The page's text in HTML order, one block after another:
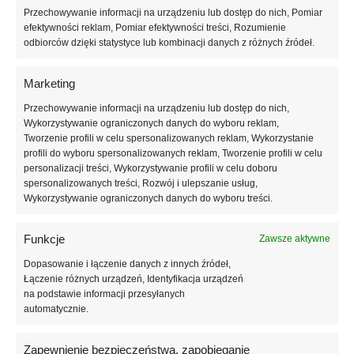
Przechowywanie informacji na urządzeniu lub dostęp do nich, Pomiar
efektywności reklam, Pomiar efektywności treści, Rozumienie
odbiorców dzięki statystyce lub kombinacji danych z różnych źródeł.
Marketing
Przechowywanie informacji na urządzeniu lub dostęp do nich,
Wykorzystywanie ograniczonych danych do wyboru reklam,
Tworzenie profili w celu spersonalizowanych reklam, Wykorzystanie
profili do wyboru spersonalizowanych reklam, Tworzenie profili w celu
personalizacji treści, Wykorzystywanie profili w celu doboru
spersonalizowanych treści, Rozwój i ulepszanie usług,
Wykorzystywanie ograniczonych danych do wyboru treści.
Funkcje Zawsze aktywne
Dopasowanie i łączenie danych z innych źródeł,
Łączenie różnych urządzeń, Identyfikacja urządzeń
na podstawie informacji przesyłanych
automatycznie.
Zapewnienie bezpieczeństwa, zapobieganie
tworząc elegancki i wyrazisty kolor idealny do stylowych, klasycznych
manicure. Odcień Espresso Noir stanowi doskonałą alternatywę dla
czerni, nadając stylizacji paznokci bardziej miękki, ale wciąż bardzo
komforcie i precyzji aplikacji. Odpowiednio zbalansowana konsystencja
pozwala na równomierne rozprowadzanie produktu na płytce
paznokcia bez zalewania skórek. Lakier nie tworzy smug ani
prześwitów, a jego dobra pigmentacja umożliwia uzyskanie pełnego,
estetycznego krycia już po jednej lub dwóch cienkich warstwach, w
zależności od oczekiwanego efektu.
Lakier hybrydowy Espresso Noir #0804 zapewnia trwałą stylizację
koloru oraz schludny wygląd przez długi czas, nawet przy codziennym
użytkowaniu dłoni. Produkt dobrze współpracuje z bazami i topami
hybrydowymi, tworząc stabilną i spójną stylizację paznokci.